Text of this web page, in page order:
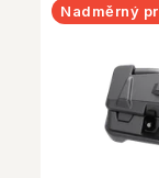
Nadměrný